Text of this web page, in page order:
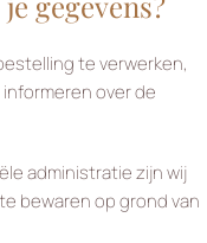
te verwerken,
over de
administratie zijn wij
bewaren op grond van